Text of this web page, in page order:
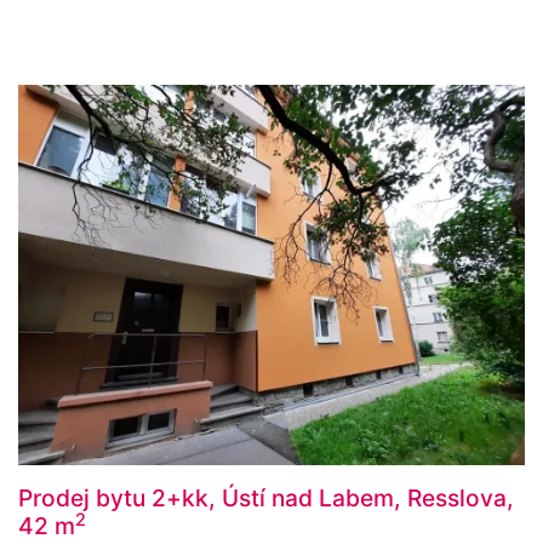
Prodej bytu 2+kk, Ústí nad Labem, Resslova,
42 m2